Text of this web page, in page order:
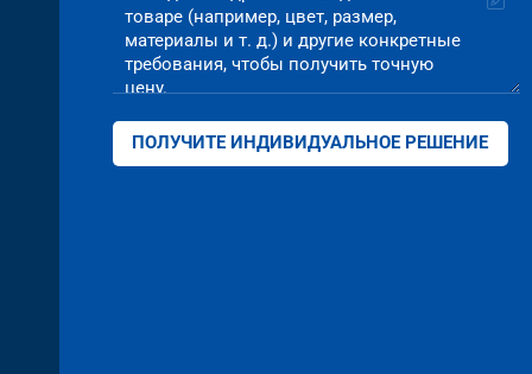
ПОЛУЧИТЕ ИНДИВИДУАЛЬНОЕ РЕШЕНИЕ